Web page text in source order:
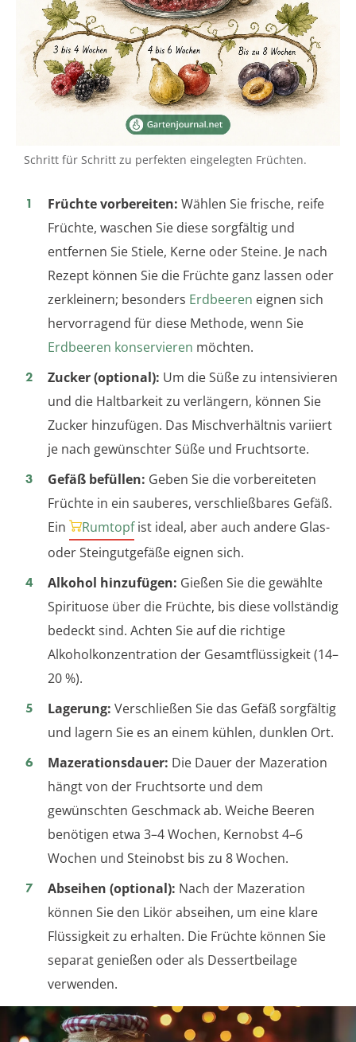
Schritt für Schritt zu perfekten eingelegten Früchten.
Früchte vorbereiten: Wählen Sie frische, reife
Früchte, waschen Sie diese sorgfältig und
entfernen Sie Stiele, Kerne oder Steine. Je nach
Rezept können Sie die Früchte ganz lassen oder
zerkleinern; besonders Erdbeeren eignen sich
hervorragend für diese Methode, wenn Sie
Erdbeeren konservieren möchten.
Zucker (optional): Um die Süße zu intensivieren
und die Haltbarkeit zu verlängern, können Sie
Zucker hinzufügen. Das Mischverhältnis variiert
je nach gewünschter Süße und Fruchtsorte.
Gefäß befüllen: Geben Sie die vorbereiteten
Früchte in ein sauberes, verschließbares Gefäß.
Ein
Rumtopfist ideal, aber auch andere Glas-
oder Steingutgefäße eignen sich.
Alkohol hinzufügen: Gießen Sie die gewählte
Spirituose über die Früchte, bis diese vollständig
bedeckt sind. Achten Sie auf die richtige
Alkoholkonzentration der Gesamtflüssigkeit (14–
20 %).
Lagerung: Verschließen Sie das Gefäß sorgfältig
und lagern Sie es an einem kühlen, dunklen Ort.
Mazerationsdauer: Die Dauer der Mazeration
hängt von der Fruchtsorte und dem
gewünschten Geschmack ab. Weiche Beeren
benötigen etwa 3–4 Wochen, Kernobst 4–6
Wochen und Steinobst bis zu 8 Wochen.
Abseihen (optional): Nach der Mazeration
können Sie den Likör abseihen, um eine klare
Flüssigkeit zu erhalten. Die Früchte können Sie
separat genießen oder als Dessertbeilage
verwenden.